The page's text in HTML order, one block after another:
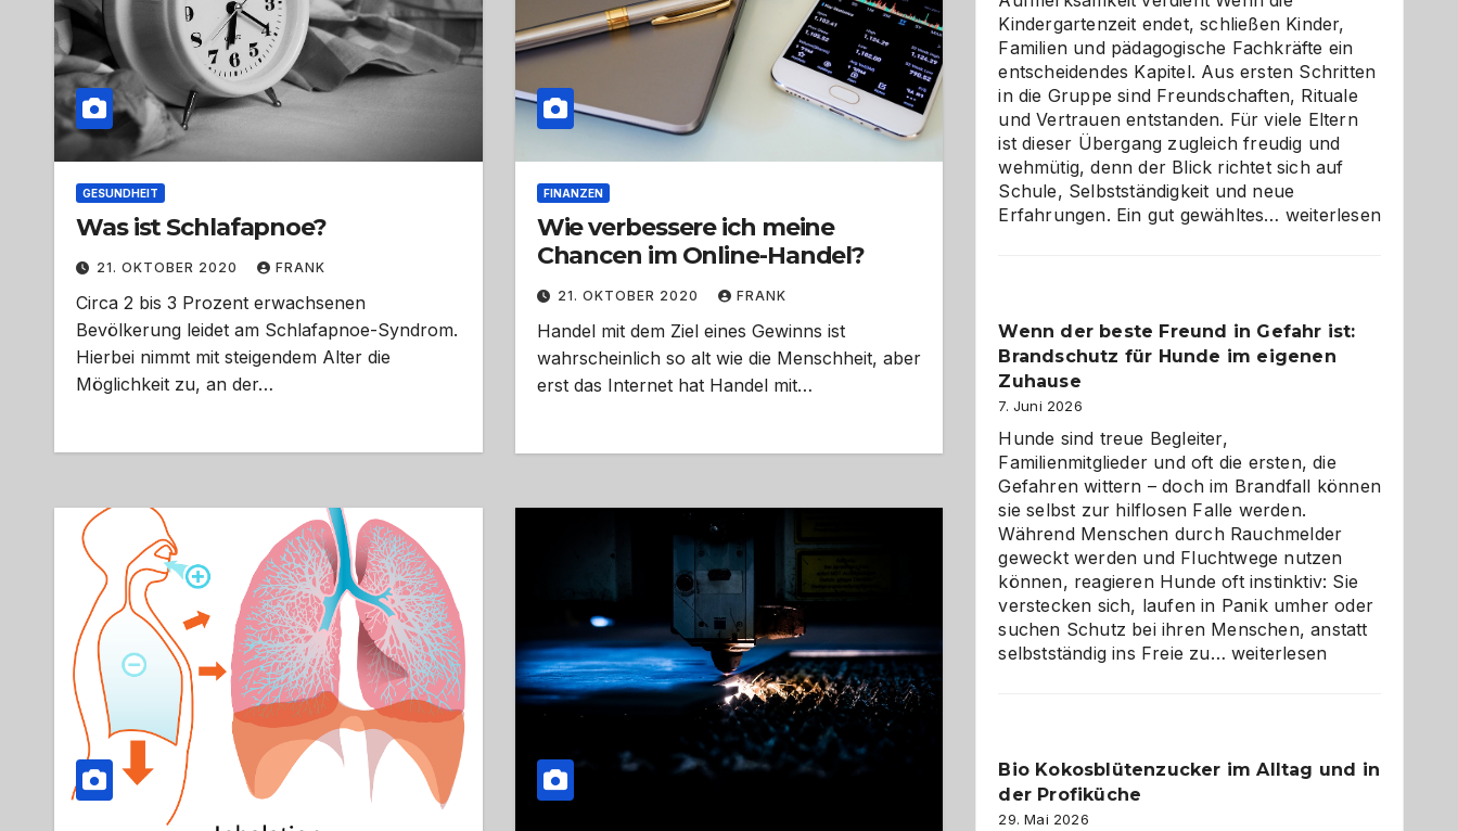
GESUNDHEIT
Was ist Schlafapnoe?
21. OKTOBER 2020 FRANK
Circa 2 bis 3 Prozent erwachsenen
Bevölkerung leidet am Schlafapnoe-Syndrom.
Hierbei nimmt mit steigendem Alter die
Möglichkeit zu, an der…
FINANZEN
Wie verbessere ich meine
Chancen im Online-Handel?
21. OKTOBER 2020 FRANK
Handel mit dem Ziel eines Gewinns ist
wahrscheinlich so alt wie die Menschheit, aber
erst das Internet hat Handel mit…
Kindergartenzeit endet, schließen Kinder,
Familien und pädagogische Fachkräfte ein
entscheidendes Kapitel. Aus ersten Schritten
in die Gruppe sind Freundschaften, Rituale
und Vertrauen entstanden. Für viele Eltern
ist dieser Übergang zugleich freudig und
wehmütig, denn der Blick richtet sich auf
Schule, Selbstständigkeit und neue
Erfahrungen. Ein gut gewähltes… Abschied
und
herzlich
weiterlesen
Wenn der beste Freund in Gefahr ist:
Brandschutz für Hunde im eigenen
Zuhause
7. Juni 2026
Hunde sind treue Begleiter,
Familienmitglieder und oft die ersten, die
Gefahren wittern – doch im Brandfall können
sie selbst zur hilflosen Falle werden.
Während Menschen durch Rauchmelder
geweckt werden und Fluchtwege nutzen
können, reagieren Hunde oft instinktiv: Sie
verstecken sich, laufen in Panik umher oder
suchen Schutz bei ihren Menschen, anstatt
selbstständig ins Freie zu… Wenn
Gefahr
weiterlesen
Bio Kokosblütenzucker im Alltag und in
der Profiküche
29. Mai 2026